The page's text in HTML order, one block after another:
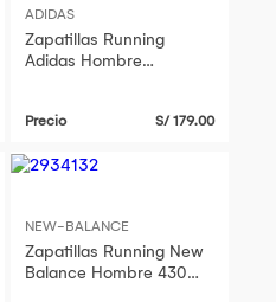
ADIDAS
Zapatillas Running
Adidas Hombre
Precio S/ 179.00
NEW-BALANCE
Zapatillas Running New
Balance Hombre 430